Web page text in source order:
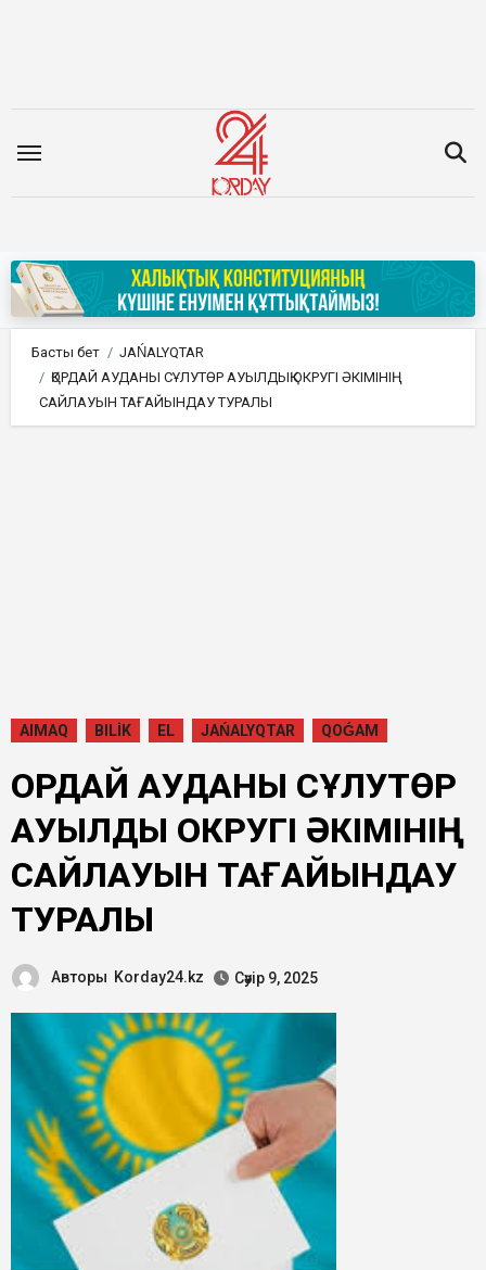
Басты бет
JAŃALYQTAR
ҚОРДАЙ АУДАНЫ СҰЛУТӨР АУЫЛДЫҚ ОКРУГІ ӘКІМІНІҢ
САЙЛАУЫН ТАҒАЙЫНДАУ ТУРАЛЫ
AIMAQ BILİK EL JAŃALYQTAR QOǴAM
ҚОРДАЙ АУДАНЫ СҰЛУТӨР
АУЫЛДЫҚ ОКРУГІ ӘКІМІНІҢ
САЙЛАУЫН ТАҒАЙЫНДАУ
ТУРАЛЫ
Авторы Korday24.kz Сәуір 9, 2025